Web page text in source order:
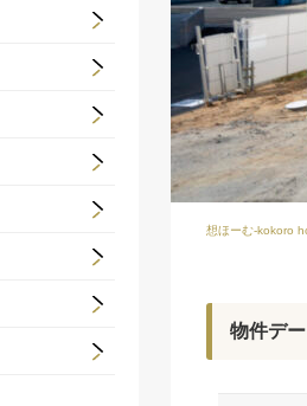
想ほーむ-kokoro
物件デ